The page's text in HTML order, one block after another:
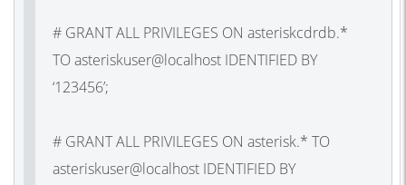
# GRANT ALL PRIVILEGES ON asteriskcdrdb.*
TO asteriskuser@localhost IDENTIFIED BY
‘123456’;
# GRANT ALL PRIVILEGES ON asterisk.* TO
asteriskuser@localhost IDENTIFIED BY